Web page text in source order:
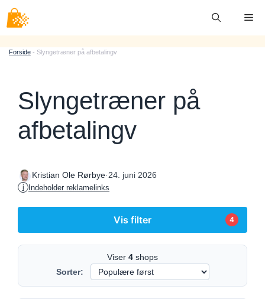
Hop
til
Forside - Slyngetræner på afbetalingv
Slyngetræner på
afbetalingv
Kristian Ole Rørbye·24. juni 2026
i Indeholder reklamelinks
Vis filter 4
Viser 4 shops
Sorter: